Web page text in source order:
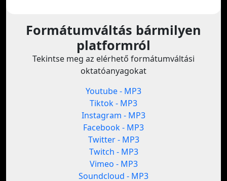
Formátumváltás bármilyen
platformról
Tekintse meg az elérhető formátumváltási
oktatóanyagokat
Youtube - MP3
Tiktok - MP3
Instagram - MP3
Facebook - MP3
Twitter - MP3
Twitch - MP3
Vimeo - MP3
Soundcloud - MP3